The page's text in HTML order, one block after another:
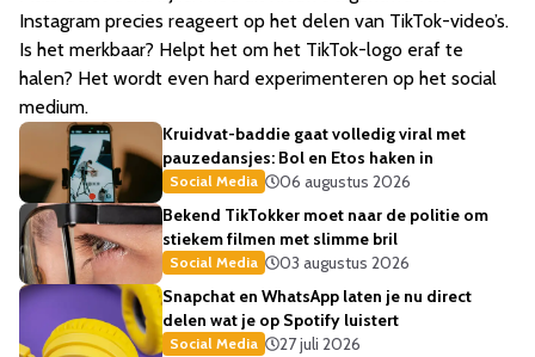
Instagram precies reageert op het delen van TikTok-video’s.
Is het merkbaar? Helpt het om het TikTok-logo eraf te
halen? Het wordt even hard experimenteren op het social
medium.
Kruidvat-baddie gaat volledig viral met
pauzedansjes: Bol en Etos haken in
Social Media
06 augustus 2026
Bekend TikTokker moet naar de politie om
stiekem filmen met slimme bril
Social Media
03 augustus 2026
Snapchat en WhatsApp laten je nu direct
delen wat je op Spotify luistert
Social Media
27 juli 2026